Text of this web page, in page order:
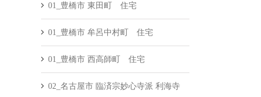
01_豊橋市 東田町 住宅
01_豊橋市 牟呂中村町 住宅
01_豊橋市 西高師町 住宅
02_名古屋市 臨済宗妙心寺派 利海寺